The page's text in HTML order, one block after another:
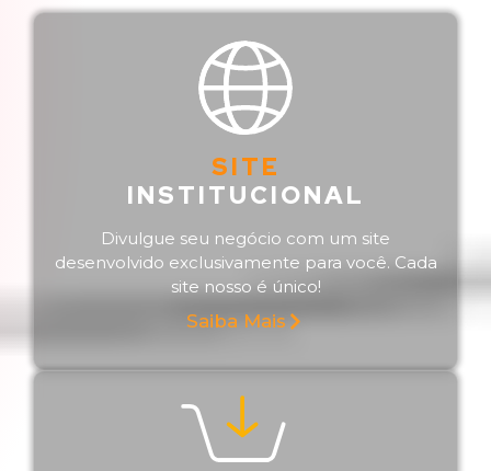
SITE
INSTITUCIONAL
Divulgue seu negócio com um site
desenvolvido exclusivamente para você. Cada
site nosso é único!
Saiba Mais